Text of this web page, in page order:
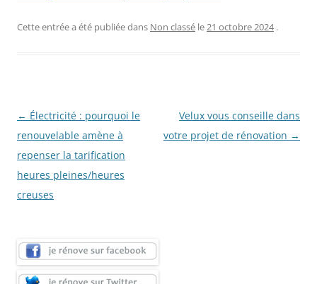
Cette entrée a été publiée dans Non classé le21 octobre 2024 .
Navigation
des
articles
← Électricité : pourquoi le
renouvelable amène à
repenser la tarification
heures pleines/heures
creuses
Velux vous conseille dans
votre projet de rénovation →